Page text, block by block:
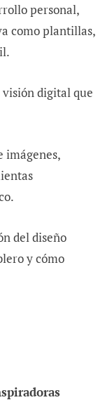
personal,
como plantillas,
digital que
imágenes,
del diseño
y cómo